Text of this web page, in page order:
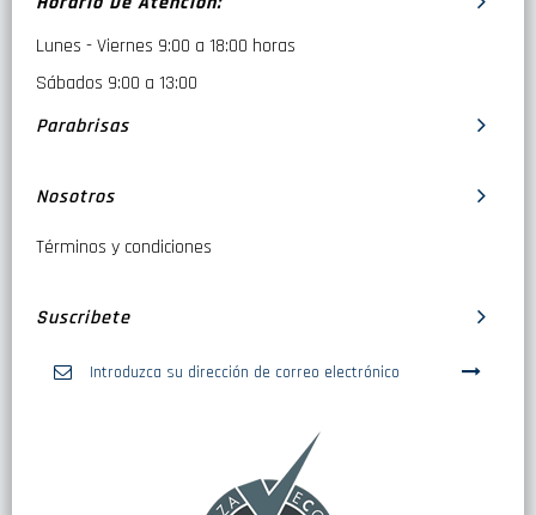
Lunes - Viernes 9:00 a 18:00 horas
Sábados 9:00 a 13:00
Parabrisas
Nosotros
Términos y condiciones
Suscribete